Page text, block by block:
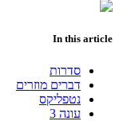
In this article
סדרות
דברים מוזרים
נטפליקס
עונה 3